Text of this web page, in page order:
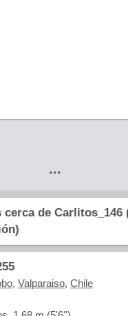
...
de Carlitos_146
, Valparaiso, Chile